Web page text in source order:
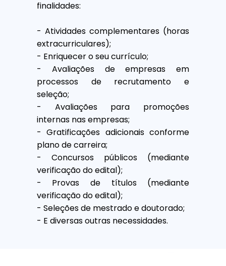
finalidades:
- Atividades complementares (horas
extracurriculares);
- Enriquecer o seu currículo;
- Avaliações de empresas em
processos de recrutamento e
seleção;
- Avaliações para promoções
internas nas empresas;
- Gratificações adicionais conforme
plano de carreira;
- Concursos públicos (mediante
verificação do edital);
- Provas de títulos (mediante
verificação do edital);
- Seleções de mestrado e doutorado;
- E diversas outras necessidades.